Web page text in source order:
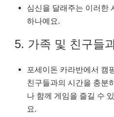
심신을 달래주는 이러한
하나예요.
5. 가족 및 친구들
포세이돈 카라반에서 캠
친구들과의 시간을 충분
나 함께 게임을 즐길 수
요.